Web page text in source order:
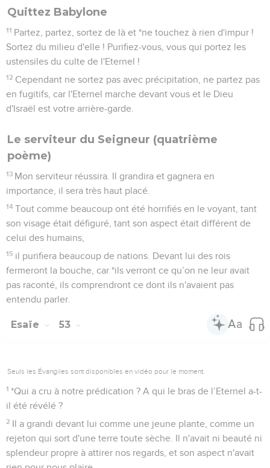
Quittez Babylone
11 Partez, partez, sortez de là et *ne touchez à rien d'impur !
Sortez du milieu d'elle ! Purifiez-vous, vous qui portez les
ustensiles du culte de l'Eternel !
12 Cependant ne sortez pas avec précipitation, ne partez pas
en fugitifs, car l'Eternel marche devant vous et le Dieu
d'Israël est votre arrière-garde.
Le serviteur du Seigneur (quatrième
poème)
13 Mon serviteur réussira. Il grandira et gagnera en
importance, il sera très haut placé.
14 Tout comme beaucoup ont été horrifiés en le voyant, tant
son visage était défiguré, tant son aspect était différent de
celui des humains,
15 il purifiera beaucoup de nations. Devant lui des rois
fermeront la bouche, car *ils verront ce qu’on ne leur avait
pas raconté, ils comprendront ce dont ils n'avaient pas
entendu parler.
Esaïe 53
Seuls les Évangiles sont disponibles en vidéo pour le moment.
1 *Qui a cru à notre prédication ? A qui le bras de l’Eternel a-t-
il été révélé ?
2 Il a grandi devant lui comme une jeune plante, comme un
rejeton qui sort d'une terre toute sèche. Il n'avait ni beauté ni
splendeur propre à attirer nos regards, et son aspect n'avait